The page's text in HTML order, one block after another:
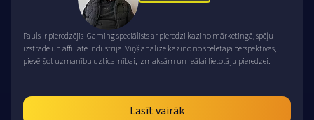
Pauls ir pieredzējis iGaming speciālists ar pieredzi kazino mārketingā, spēļu
izstrādē un affiliate industrijā. Viņš analizē kazino no spēlētāja perspektīvas,
pievēršot uzmanību uzticamībai, izmaksām un reālai lietotāju pieredzei.
Lasīt vairāk